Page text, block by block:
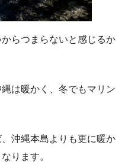
らつまらないと感じるか
は暖かく、冬でもマリン
沖縄本島よりも更に暖か
ります。